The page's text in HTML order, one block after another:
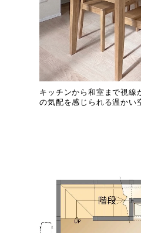
キッチンから和室まで視線
の気配を感じられる温かい